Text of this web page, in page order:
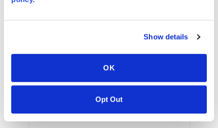
Show details
OK
Opt Out